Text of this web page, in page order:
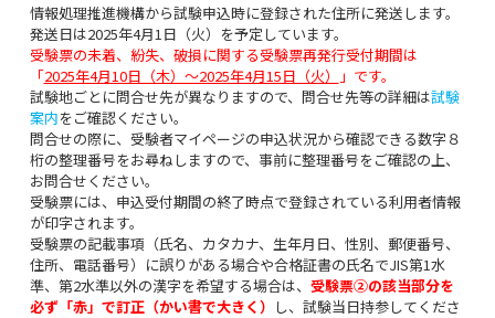
情報処理推進機構から試験申込時に登録された住所に発送します。
発送日は2025年4月1日（火）を予定しています。
受験票の未着、紛失、破損に関する受験票再発行受付期間は
「2025年4月10日（木）～2025年4月15日（火）
」です。
試験地ごとに問合せ先が異なりますので、問合せ先等の詳細は試験
案内をご確認ください。
問合せの際に、受験者マイページの申込状況から確認できる数字８
桁の整理番号をお尋ねしますので、事前に整理番号をご確認の上、
お問合せください。
受験票には、申込受付期間の終了時点で登録されている利用者情報
が印字されます。
受験票の記載事項（氏名、カタカナ、生年月日、性別、郵便番号、
住所、電話番号）に誤りがある場合や合格証書の氏名でJIS第1水
準、第2水準以外の漢字を希望する場合は、 受験票②の該当部分を
必ず「赤」で訂正（かい書で大きく） し、試験当日持参してくださ